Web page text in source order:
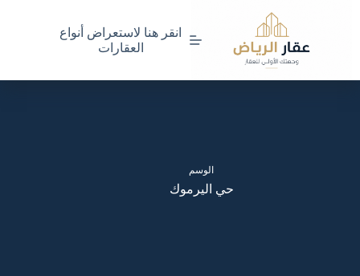
انقر هنا لاستعراض أنواع
العقارات
الوسم
حي اليرموك